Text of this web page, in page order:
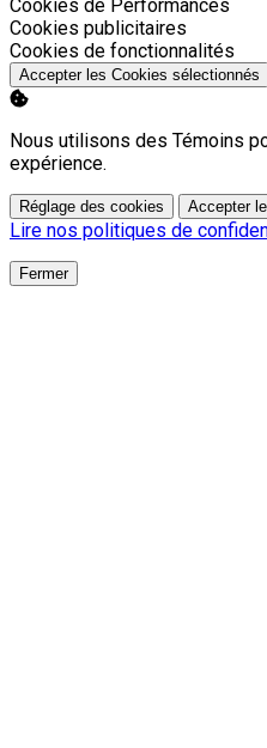
Cookies de Performances
Activer
Cookies publicitaires
Activer
Cookies de fonctionnalités
Accepter les Cookies sélectionnés
Nous utilisons des Témoins
expérience.
Réglage des cookies Accepter
Lire nos politiques de
Fermer